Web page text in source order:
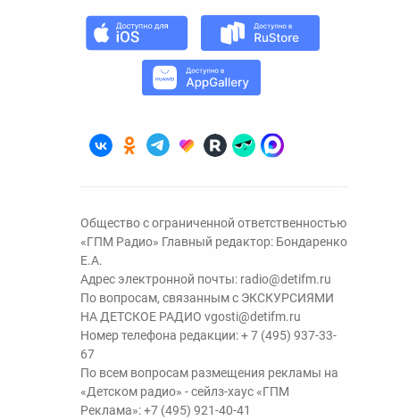
Общество с ограниченной ответственностью
«ГПМ Радио» Главный редактор: Бондаренко
Е.А.
Адрес электронной почты: radio@detifm.ru
По вопросам, связанным с ЭКСКУРСИЯМИ
НА ДЕТСКОЕ РАДИО vgosti@detifm.ru
Номер телефона редакции:+ 7 (495) 937-33-
67
По всем вопросам размещения рекламы на
«Детском радио» - сейлз-хаус «ГПМ
Реклама»:+7 (495) 921-40-41